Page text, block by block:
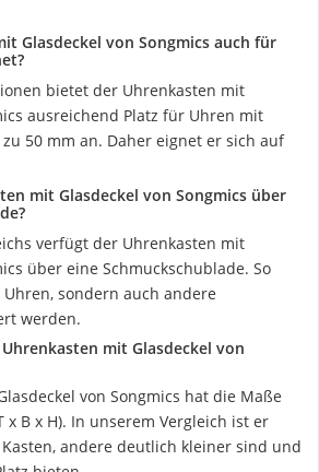
Glasdeckel von Songmics auch für
bietet der Uhrenkasten mit
ausreichend Platz für Uhren mit
50 mm an. Daher eignet er sich auf
mit Glasdeckel von Songmics über
verfügt der Uhrenkasten mit
über eine Schmuckschublade. So
sondern auch andere
werden.
mit Glasdeckel von
von Songmics hat die Maße
x B x H). In unserem Vergleich ist er
andere deutlich kleiner sind und